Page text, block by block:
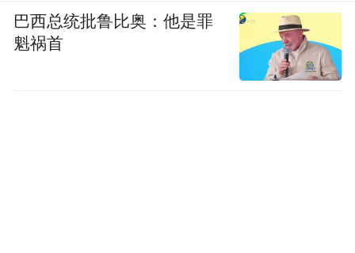
巴西总统批鲁比奥：他是罪
魁祸首